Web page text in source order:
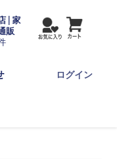
| 家
販
ログイン